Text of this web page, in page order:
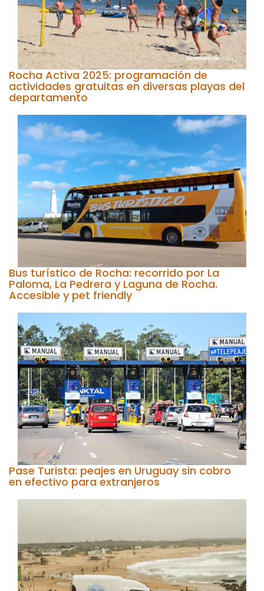
Rocha Activa 2025: programación de
actividades gratuitas en diversas playas del
departamento
Bus turístico de Rocha: recorrido por La
Paloma, La Pedrera y Laguna de Rocha.
Accesible y pet friendly
Pase Turista: peajes en Uruguay sin cobro
en efectivo para extranjeros